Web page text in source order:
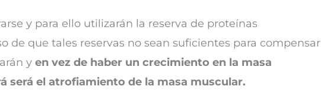
y para ello utilizarán la reserva de proteínas
de que tales reservas no sean suficientes para compensar
y en vez de haber un crecimiento en la masa
será el atrofiamiento de la masa muscular.